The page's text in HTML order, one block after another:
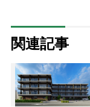
関連記事